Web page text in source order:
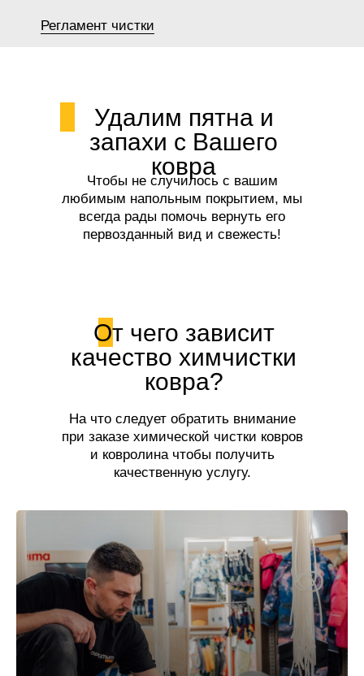
Регламент чистки
Удалим пятна и
запахи с Вашего
ковра
Чтобы не случилось с вашим
любимым напольным покрытием, мы
всегда рады помочь вернуть его
первозданный вид и свежесть!
От чего зависит
качество химчистки
ковра?
На что следует обратить внимание
при заказе химической чистки ковров
и ковролина чтобы получить
качественную услугу.